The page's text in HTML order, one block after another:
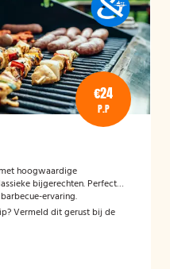
€24
P.P
hoogwaardige
bijgerechten. Perfect
ervaring.
Vermeld dit gerust bij de